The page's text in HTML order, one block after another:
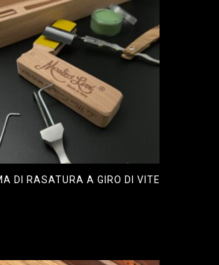
DI RASATURA A GIRO DI VITE